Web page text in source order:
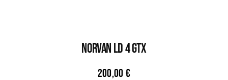
NORVAN LD 4 GTX
200,00 €